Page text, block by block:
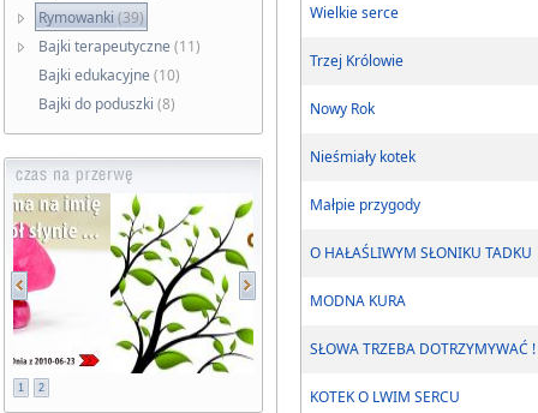
Rymowanki(39)
Bajki terapeutyczne (11)
Bajki edukacyjne (10)
Bajki do poduszki (8)
1 2
Wielkie serce
Trzej Królowie
Nowy Rok
Nieśmiały kotek
Małpie przygody
O HAŁAŚLIWYM SŁONIKU TADKU
MODNA KURA
SŁOWA TRZEBA DOTRZYMYWAĆ !
KOTEK O LWIM SERCU